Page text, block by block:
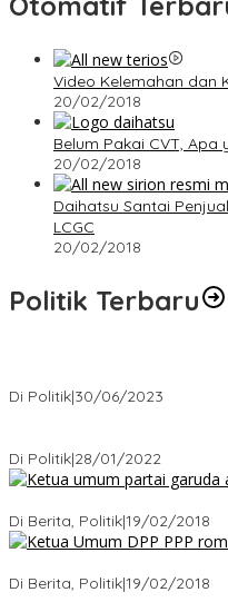
Video Kelemahan dan
20/02/2018
Belum Pakai CVT,
20/02/2018
Daihatsu Santai
LCGC
20/02/2018
Politik Terbaru
Di Politik|30/06/2023
Di Politik|28/01/2022
Di Berita, Politik|19/02/2018
Di Berita, Politik|19/02/2018